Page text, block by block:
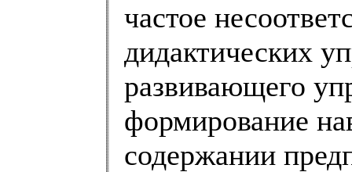
частое
дидактических
развивающего
формирование
содержании